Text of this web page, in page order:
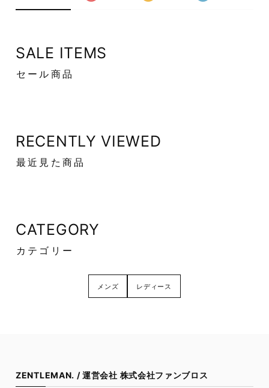
SALE ITEMS
セール商品
RECENTLY VIEWED
最近見た商品
CATEGORY
カテゴリー
メンズ レディース
ZENTLEMAN. / 運営会社 株式会社ファンブロス